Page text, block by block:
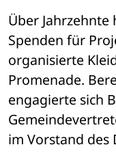
Über
Spenden für
organisierte
Promenade.
engagierte sich
im Vorstand des